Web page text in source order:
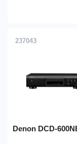
237043
Denon DCD-